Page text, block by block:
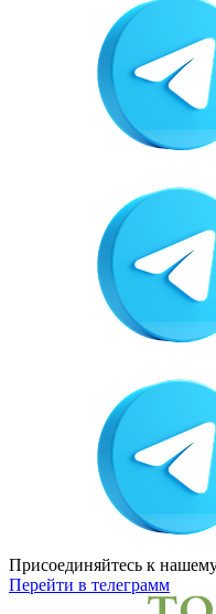
Присоединяйтесь к
Перейти в телеграмм